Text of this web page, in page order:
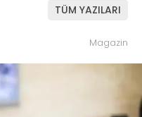
TÜM YAZILARI
Magazin